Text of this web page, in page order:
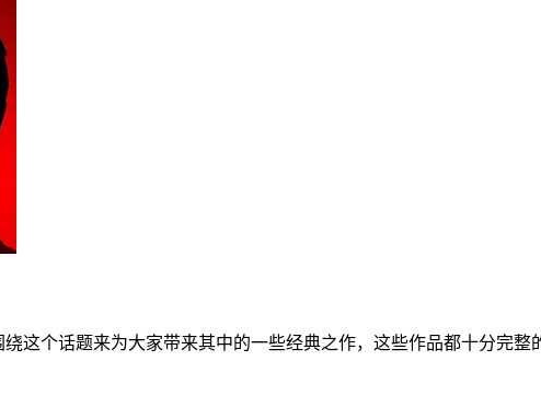
这个话题来为大家带来其中的一些经典之作，这些作品都十分完整